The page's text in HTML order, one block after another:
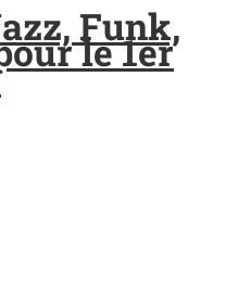
Funk,
le 1er